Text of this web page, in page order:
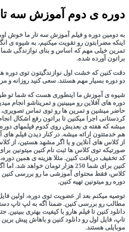
دوره ی دوم آموزش سه تار
به دومین دوره و فیلم آموزش سه تار ما خوش
اینکه مضرابتون رو تقویت میکنیم، به شیوه
تمرین خیلی مهم که اساس و بنای نوازندگی
براتون آورده شده.
دقت کنین که خشت اول نوازندگیتون توی دوره
دو دوره بسیار مهم هستند. سعی کنید روزانه و
شیوه ی آموزش ما اینطوری هست که شما تو
دوره های آفلاین رو میبینین و تمریناشو انجام
حاضر میشین و تمرین ها رو توی تماس
کردستانی اجرا میکنین تا براتون رفع اشکال
میشه که هفته ی بعدیش روی کدوم فیلمهای
هم خدمتتون ارائه میشه. در کنار دیدن فیلم
از کلاس های آنلاین و یا اگر مشهد هستین، از
صورتیکه توی کلاس ها ثبت نام کنین میتونین
کد تخفیف دریافت کنین. مثلا هزینه ی همین
کنین برای شما 250 هزار تومان
کلاس، فقط محتوای آموزشی ما رو بررسی
دوره رو میتونین تهیه کنین.
توصیه میکنم بعد از عضویت توی دوره، اولین
مطالب رو بررسی کنین. ضمنا اگه به لپ تاپ
دانلود کنین تا فیلم هارو با کیفیت بهتری
تاپ، فایل اول رو دانلود کنین و باهاش پیش
موبایلی هستند.